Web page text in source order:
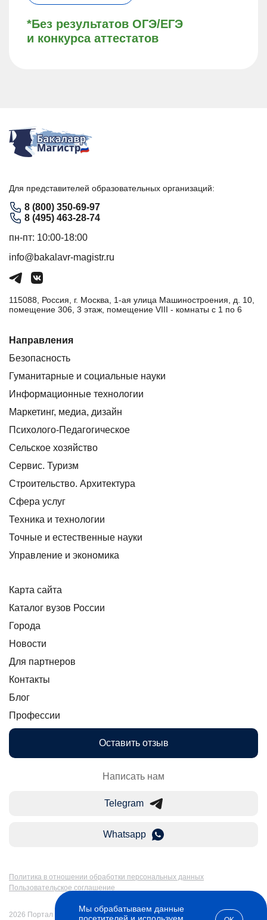
*Без результатов ОГЭ/ЕГЭ
и конкурса аттестатов
Для представителей образовательных организаций:
8 (800) 350-69-97
8 (495) 463-28-74
пн-пт: 10:00-18:00
info@bakalavr-magistr.ru
115088, Россия, г. Москва, 1-ая улица Машиностроения, д. 10,
помещение 306, 3 этаж, помещение VIII - комнаты с 1 по 6
Направления
Безопасность
Гуманитарные и социальные науки
Информационные технологии
Маркетинг, медиа, дизайн
Психолого-Педагогическое
Сельское хозяйство
Сервис. Туризм
Строительство. Архитектура
Сфера услуг
Техника и технологии
Точные и естественные науки
Управление и экономика
Карта сайта
Каталог вузов России
Города
Новости
Для партнеров
Контакты
Блог
Профессии
Оставить отзыв
Написать нам
Telegram
Whatsapp
Политика в отношении обработки персональных данных
Пользовательское соглашение
2026 Портал Бакалавр-Магистр: дистанционное образование в России.
Мы обрабатываем данные